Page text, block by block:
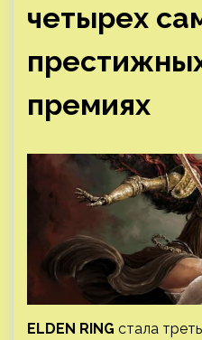
четырех
премиях
ELDEN RING стала